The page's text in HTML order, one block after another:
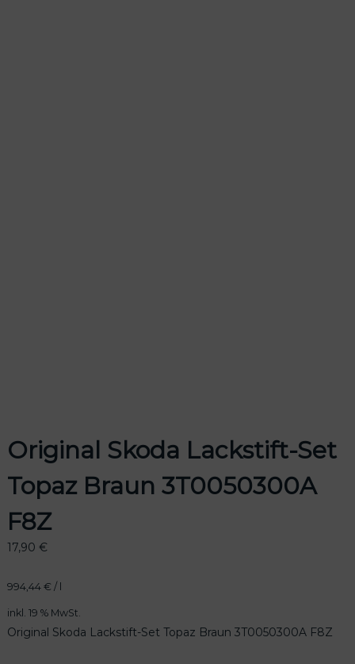
Original Skoda Lackstift-Set
Topaz Braun 3T0050300A
F8Z
17,90 €
994,44 € / l
inkl. 19 % MwSt.
Original Skoda Lackstift-Set Topaz Braun 3T0050300A F8Z